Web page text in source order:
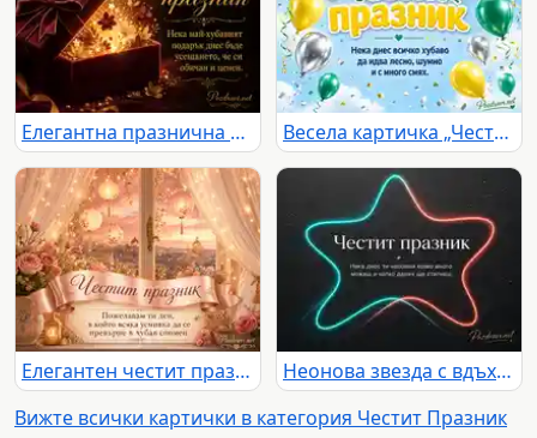
Елегантна празнична картичка с бордо подарък, златна светлина и послание за обич и ценност Весела картичка „Честит празник“ с балони, конфети и пожелание за смях
Елегантен честит празник с рози, фенери и нежно пожелание край прозорец
Неонова звезда с вдъхновяващ надпис за честит празник
Вижте всички картички в категория Честит Празник